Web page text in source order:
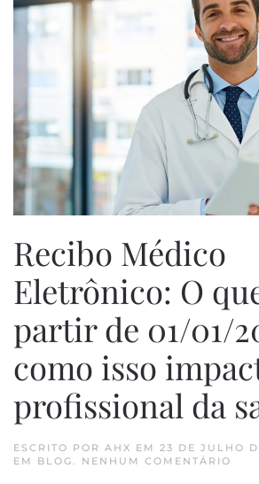
Recibo Médico
Eletrônico: O
partir de 01/01/
como isso
profissional da
ESCRITO POR AHX EM 23 DE JULHO
EM BLOG. NENHUM COMENTÁRIO